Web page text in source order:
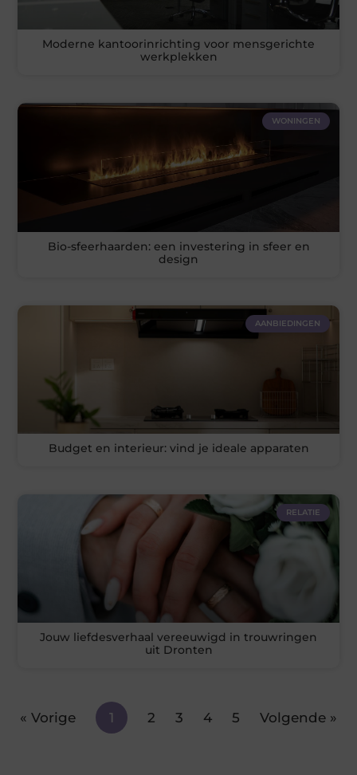
Moderne kantoorinrichting voor mensgerichte
werkplekken
WONINGEN
Bio-sfeerhaarden: een investering in sfeer en
design
AANBIEDINGEN
Budget en interieur: vind je ideale apparaten
RELATIE
Jouw liefdesverhaal vereeuwigd in trouwringen
uit Dronten
« Vorige 1 2 3 4 5 Volgende »